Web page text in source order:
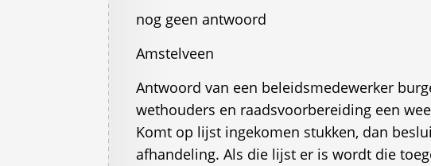
nog geen antwoord
Amstelveen
Antwoord van een beleidsmedewerker
wethouders en raadsvoorbereiding een
Komt op lijst ingekomen stukken, dan
afhandeling. Als die lijst er is wordt die